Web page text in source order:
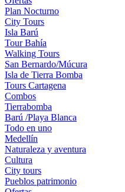
Plan Nocturno
City Tours
Isla Barú
Tour Bahía
Walking Tours
San Bernardo/Múcura
Isla de Tierra Bomba
Tours Cartagena
Combos
Tierrabomba
Barú /Playa Blanca
Todo en uno
Medellín
Naturaleza y aventura
Cultura
City tours
Pueblos patrimonio